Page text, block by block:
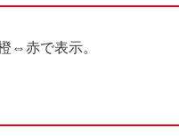
⇔赤で表示。